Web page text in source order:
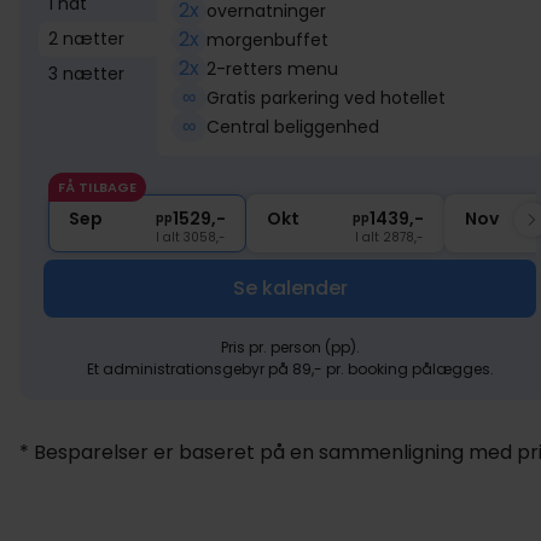
2 nætter
3 nætter
2x overnatninger
2x morgenbuffet
2x 2-retters menu
∞ Gratis parkering ved hotellet
∞ Central beliggenhed
FÅ TILBAGE
Sep pp1529,-
I alt 3058,-
Okt pp1439,-
I alt 2878,-
Nov
Se kalender
Pris pr. person (pp).
Et administrationsgebyr på 89,- pr. booking pålægges.
* Besparelser er baseret på en sammenligning med